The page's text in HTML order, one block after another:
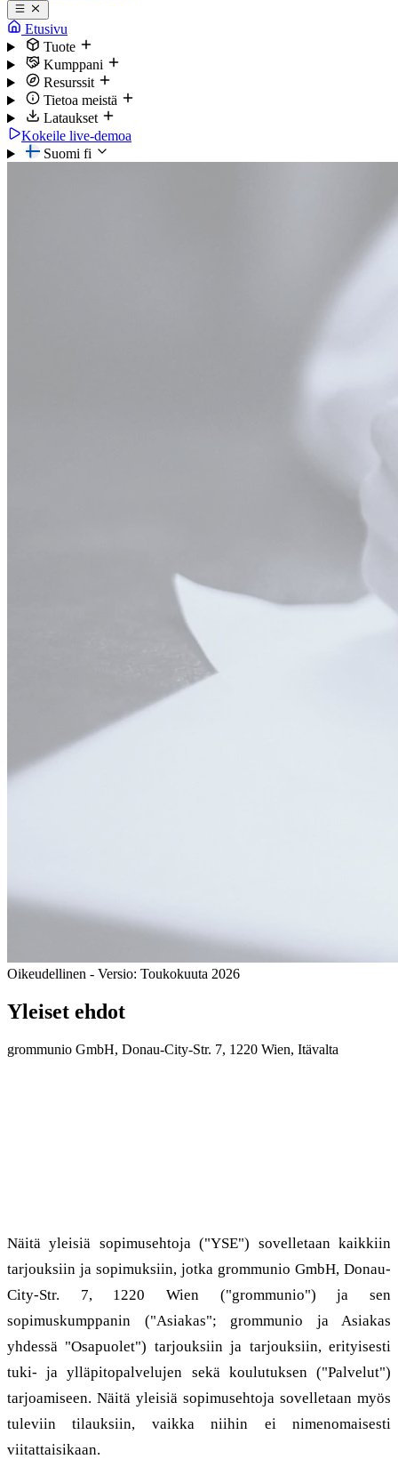
Etusivu
Tuote
Kumppani
Resurssit
Tietoa meistä
Lataukset
Kokeile live-demoa
Suomi fi
Oikeudellinen - Versio: Toukokuuta 2026
Yleiset ehdot
grommunio GmbH, Donau-City-Str. 7, 1220 Wien, Itävalta
Näitä yleisiä sopimusehtoja ("YSE") sovelletaan kaikkiin
tarjouksiin ja sopimuksiin, jotka grommunio GmbH, Donau-
City-Str. 7, 1220 Wien ("grommunio") ja sen
sopimuskumppanin ("Asiakas"; grommunio ja Asiakas
yhdessä "Osapuolet") tarjouksiin ja tarjouksiin, erityisesti
tuki- ja ylläpitopalvelujen sekä koulutuksen ("Palvelut")
tarjoamiseen. Näitä yleisiä sopimusehtoja sovelletaan myös
tuleviin tilauksiin, vaikka niihin ei nimenomaisesti
viitattaisikaan.